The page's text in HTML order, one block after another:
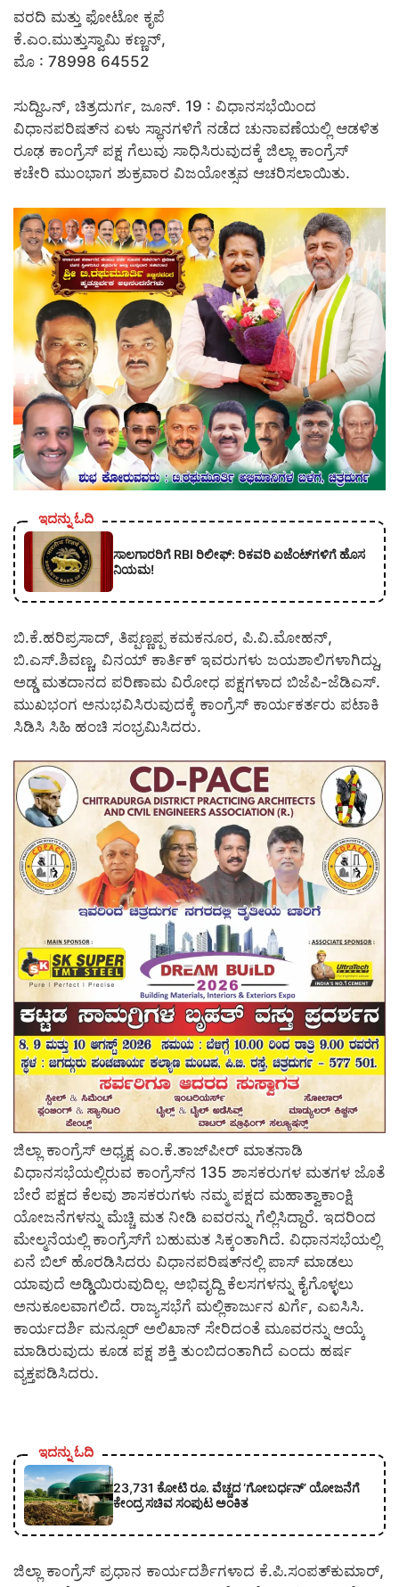
ವರದಿ ಮತ್ತು ಫೋಟೋ ಕೃಪೆ
ಕೆ.ಎಂ.ಮುತ್ತುಸ್ವಾಮಿ ಕಣ್ಣನ್,
ಮೊ : 78998 64552
ಸುದ್ದಿಒನ್, ಚಿತ್ರದುರ್ಗ, ಜೂನ್‌. 19 : ವಿಧಾನಸಭೆಯಿಂದ
ವಿಧಾನಪರಿಷತ್‍ನ ಏಳು ಸ್ಥಾನಗಳಿಗೆ ನಡೆದ ಚುನಾವಣೆಯಲ್ಲಿ ಆಡಳಿತ
ರೂಢ ಕಾಂಗ್ರೆಸ್ ಪಕ್ಷ ಗೆಲುವು ಸಾಧಿಸಿರುವುದಕ್ಕೆ ಜಿಲ್ಲಾ ಕಾಂಗ್ರೆಸ್
ಕಚೇರಿ ಮುಂಭಾಗ ಶುಕ್ರವಾರ ವಿಜಯೋತ್ಸವ ಆಚರಿಸಲಾಯಿತು.
ಇದನ್ನು ಓದಿ
ಸಾಲಗಾರರಿಗೆ RBI ರಿಲೀಫ್‌: ರಿಕವರಿ ಏಜೆಂಟ್‌ಗಳಿಗೆ ಹೊಸ
ನಿಯಮ!
ಬಿ.ಕೆ.ಹರಿಪ್ರಸಾದ್, ತಿಪ್ಪಣ್ಣಪ್ಪ ಕಮಕನೂರ, ಪಿ.ವಿ.ಮೋಹನ್,
ಬಿ.ಎಸ್.ಶಿವಣ್ಣ, ವಿನಯ್ ಕಾರ್ತಿಕ್ ಇವರುಗಳು ಜಯಶಾಲಿಗಳಾಗಿದ್ದು,
ಅಡ್ಡ ಮತದಾನದ ಪರಿಣಾಮ ವಿರೋಧ ಪಕ್ಷಗಳಾದ ಬಿಜೆಪಿ-ಜೆಡಿಎಸ್.
ಮುಖಭಂಗ ಅನುಭವಿಸಿರುವುದಕ್ಕೆ ಕಾಂಗ್ರೆಸ್ ಕಾರ್ಯಕರ್ತರು ಪಟಾಕಿ
ಸಿಡಿಸಿ ಸಿಹಿ ಹಂಚಿ ಸಂಭ್ರಮಿಸಿದರು.
ಜಿಲ್ಲಾ ಕಾಂಗ್ರೆಸ್ ಅಧ್ಯಕ್ಷ ಎಂ.ಕೆ.ತಾಜ್‍ಪೀರ್ ಮಾತನಾಡಿ
ವಿಧಾನಸಭೆಯಲ್ಲಿರುವ ಕಾಂಗ್ರೆಸ್‍ನ 135 ಶಾಸಕರುಗಳ ಮತಗಳ ಜೊತೆ
ಬೇರೆ ಪಕ್ಷದ ಕೆಲವು ಶಾಸಕರುಗಳು ನಮ್ಮ ಪಕ್ಷದ ಮಹಾತ್ವಾಕಾಂಕ್ಷಿ
ಯೋಜನೆಗಳನ್ನು ಮೆಚ್ಚಿ ಮತ ನೀಡಿ ಐವರನ್ನು ಗೆಲ್ಲಿಸಿದ್ದಾರೆ. ಇದರಿಂದ
ಮೇಲ್ಮನೆಯಲ್ಲಿ ಕಾಂಗ್ರೆಸ್‍ಗೆ ಬಹುಮತ ಸಿಕ್ಕಂತಾಗಿದೆ. ವಿಧಾನಸಭೆಯಲ್ಲಿ
ಏನೆ ಬಿಲ್ ಹೊರಡಿಸಿದರು ವಿಧಾನಪರಿಷತ್‍ನಲ್ಲಿ ಪಾಸ್ ಮಾಡಲು
ಯಾವುದೆ ಅಡ್ಡಿಯಿರುವುದಿಲ್ಲ. ಅಭಿವೃದ್ದಿ ಕೆಲಸಗಳನ್ನು ಕೈಗೊಳ್ಳಲು
ಅನುಕೂಲವಾಗಲಿದೆ. ರಾಜ್ಯಸಭೆಗೆ ಮಲ್ಲಿಕಾರ್ಜುನ ಖರ್ಗೆ, ಎಐಸಿಸಿ.
ಕಾರ್ಯದರ್ಶಿ ಮನ್ಸೂರ್ ಅಲಿಖಾನ್ ಸೇರಿದಂತೆ ಮೂವರನ್ನು ಆಯ್ಕೆ
ಮಾಡಿರುವುದು ಕೂಡ ಪಕ್ಷ ಶಕ್ತಿ ತುಂಬಿದಂತಾಗಿದೆ ಎಂದು ಹರ್ಷ
ವ್ಯಕ್ತಪಡಿಸಿದರು.
ಇದನ್ನು ಓದಿ
23,731 ಕೋಟಿ ರೂ. ವೆಚ್ಚದ ‘ಗೋಬರ್ಧನ್’ ಯೋಜನೆಗೆ
ಕೇಂದ್ರ ಸಚಿವ ಸಂಪುಟ ಅಂಕಿತ
ಜಿಲ್ಲಾ ಕಾಂಗ್ರೆಸ್ ಪ್ರಧಾನ ಕಾರ್ಯದರ್ಶಿಗಳಾದ ಕೆ.ಪಿ.ಸಂಪತ್‍ಕುಮಾರ್,